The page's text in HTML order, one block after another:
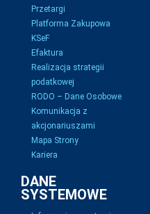
Przetargi
Platforma Zakupowa
KSeF
Efaktura
Realizacja strategii
podatkowej
RODO – Dane Osobowe
Komunikacja z
akcjonariuszami
Mapa Strony
Kariera
DANE
SYSTEMOWE